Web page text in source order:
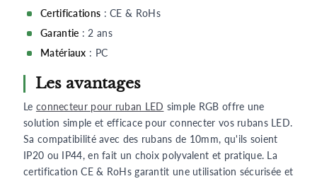
Certifications : CE & RoHs
Garantie : 2 ans
Matériaux : PC
Les avantages
Le connecteur pour ruban LED simple RGB offre une
solution simple et efficace pour connecter vos rubans LED.
Sa compatibilité avec des rubans de 10mm, qu'ils soient
IP20 ou IP44, en fait un choix polyvalent et pratique. La
certification CE & RoHs garantit une utilisation sécurisée et